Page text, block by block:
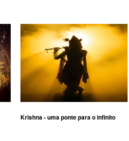
Krishna - uma ponte para o infinito